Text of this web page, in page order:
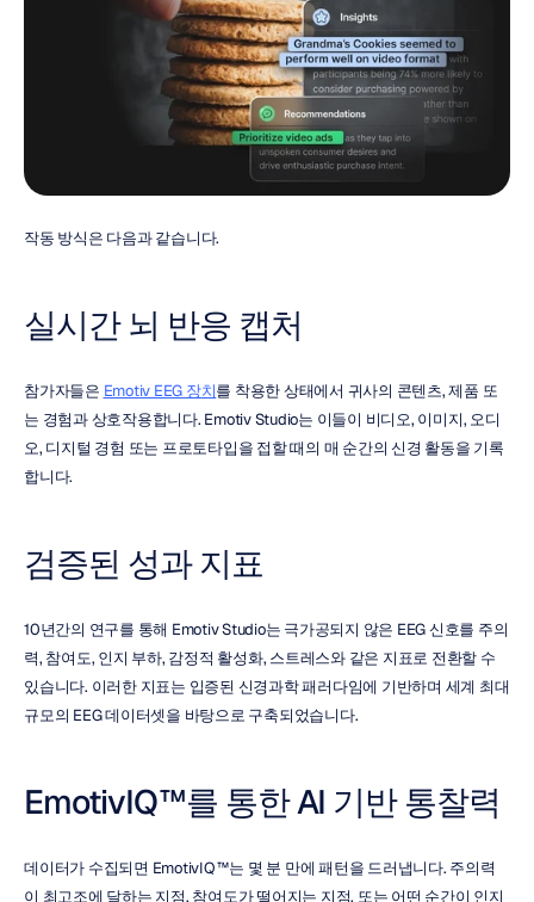
작동 방식은 다음과 같습니다.
실시간 뇌 반응 캡처
참가자들은 Emotiv EEG 장치를 착용한 상태에서 귀사의 콘텐츠, 제품 또
는 경험과 상호작용합니다. Emotiv Studio는 이들이 비디오, 이미지, 오디
오, 디지털 경험 또는 프로토타입을 접할 때의 매 순간의 신경 활동을 기록
합니다.
검증된 성과 지표
10년간의 연구를 통해 Emotiv Studio는 극가공되지 않은 EEG 신호를 주의
력, 참여도, 인지 부하, 감정적 활성화, 스트레스와 같은 지표로 전환할 수
있습니다. 이러한 지표는 입증된 신경과학 패러다임에 기반하며 세계 최대
규모의 EEG 데이터셋을 바탕으로 구축되었습니다.
EmotivIQ™를 통한 AI 기반 통찰력
데이터가 수집되면 EmotivIQ™는 몇 분 만에 패턴을 드러냅니다. 주의력
이 최고조에 달하는 지점, 참여도가 떨어지는 지점, 또는 어떤 순간이 인지